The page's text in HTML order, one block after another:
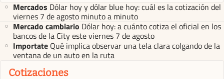
Mercados Dólar hoy y dólar blue hoy: cuál es la cotización del
viernes 7 de agosto minuto a minuto
Mercado cambiario Dólar hoy: a cuánto cotiza el oficial en los
bancos de la City este viernes 7 de agosto
Importate Qué implica observar una tela clara colgando de la
ventana de un auto en la ruta
Cotizaciones